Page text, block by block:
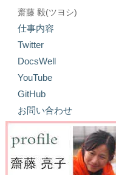
齋藤 毅(ツヨシ)
仕事内容
Twitter
DocsWell
YouTube
GitHub
お問い合わせ